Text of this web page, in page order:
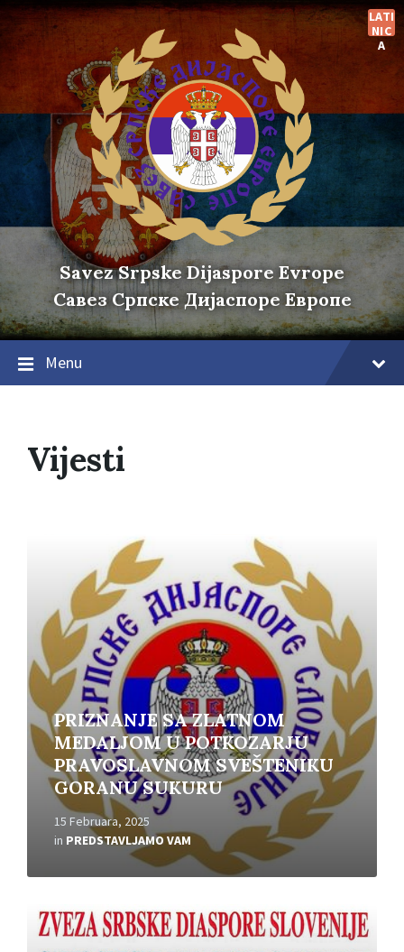
Skip
to
content
Skip
to
main
navigation
Skip
to
footer
LATI
NIC
A
Savez Srpske Dijaspore Evrope
Савез Српске Дијаспоре Европе
Menu
Vijesti
PRIZNANJE SA ZLATNOM
MEDALJOM U POTKOZARJU
PRAVOSLAVNOM SVEŠTENIKU
GORANU SUKURU
15 Februara, 2025
in PREDSTAVLJAMO VAM
Read
More